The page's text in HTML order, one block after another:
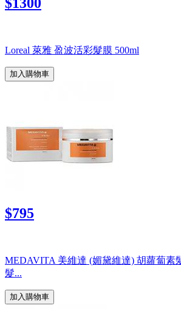
$1300
Loreal 萊雅 盈波活彩髮膜 500ml
加入購物車
$795
MEDAVITA 美維達 (媚黛維達) 胡蘿蔔素
髮...
加入購物車